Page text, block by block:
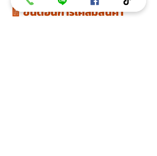
🧾 ขั้นตอนการเคลมสินค้า